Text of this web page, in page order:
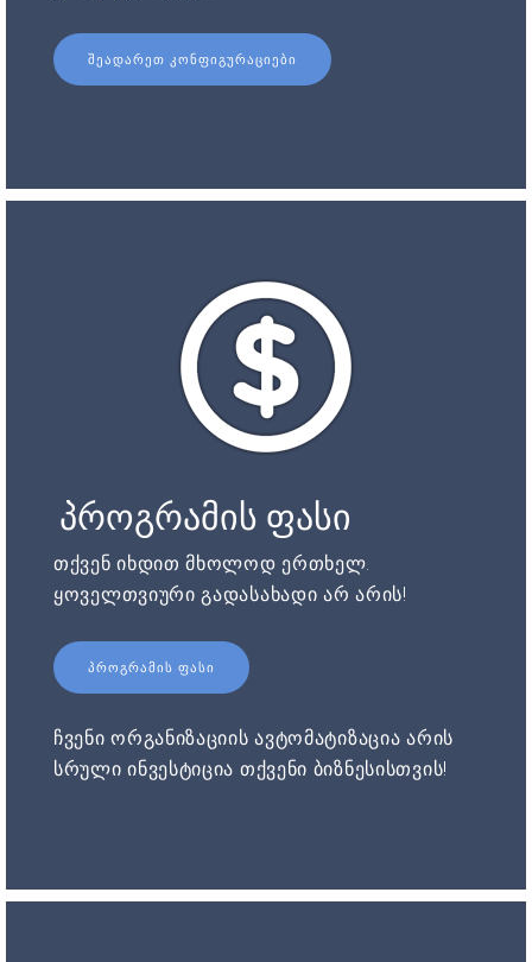
ᲨᲔᲐᲓᲐᲠᲔᲗ ᲙᲝᲜᲤᲘᲒᲣᲠᲐᲪᲘᲔᲑᲘ
პროგრამის ფასი
თქვენ იხდით მხოლოდ ერთხელ.
ყოველთვიური გადასახადი არ არის!
ᲞᲠᲝᲒᲠᲐᲛᲘᲡ ᲤᲐᲡᲘ
ჩვენი ორგანიზაციის ავტომატიზაცია არის
სრული ინვესტიცია თქვენი ბიზნესისთვის!